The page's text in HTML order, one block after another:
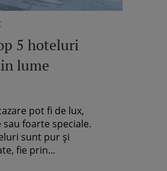
5 hoteluri
lume
pot fi de lux,
sau foarte speciale.
sunt pur şi
fie prin...